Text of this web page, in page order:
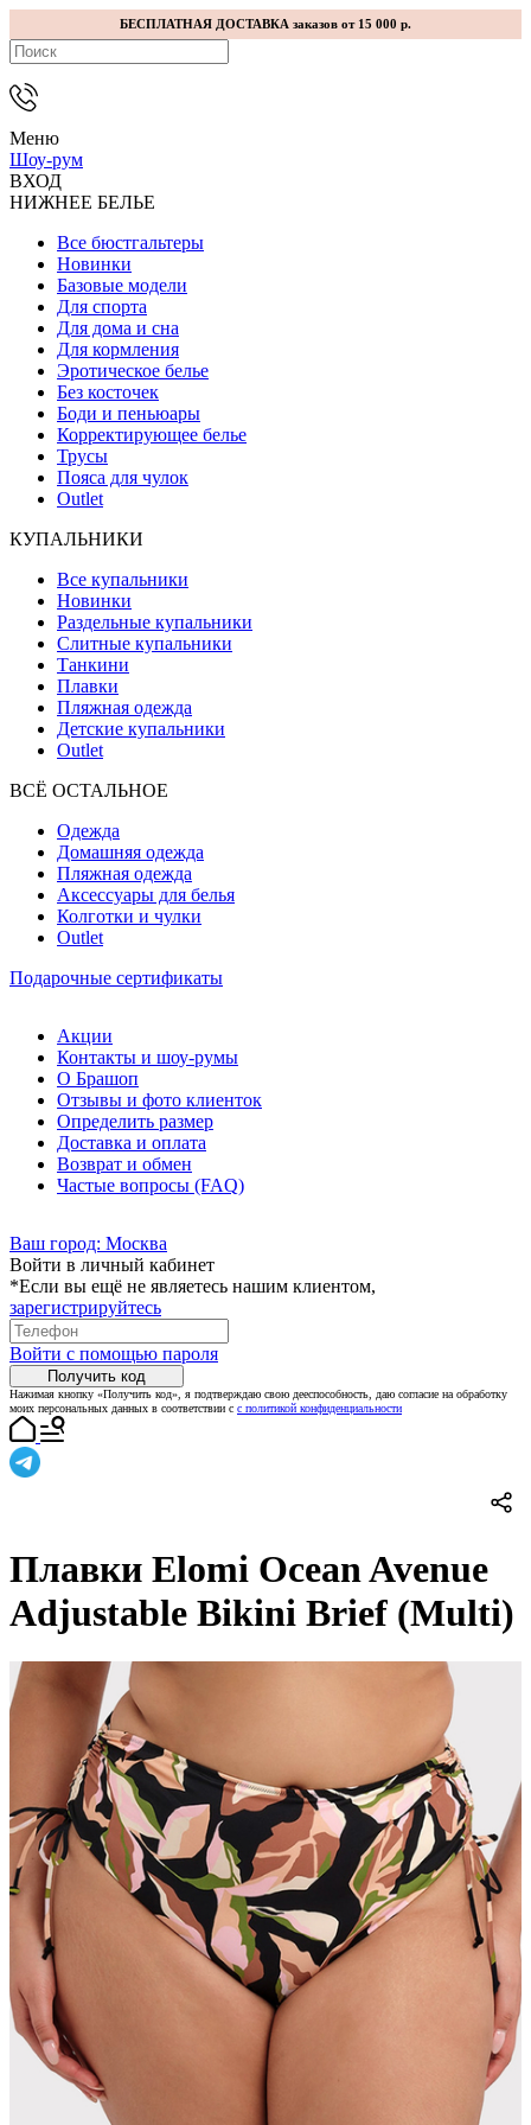
БЕСПЛАТНАЯ ДОСТАВКА заказов от 15 000 р.
Меню
Шоу-рум
ВХОД
НИЖНЕЕ БЕЛЬЕ
Все бюстгальтеры
Новинки
Базовые модели
Для спорта
Для дома и сна
Для кормления
Эротическое белье
Без косточек
Боди и пеньюары
Корректирующее белье
Трусы
Пояса для чулок
Outlet
КУПАЛЬНИКИ
Все купальники
Новинки
Раздельные купальники
Слитные купальники
Танкини
Плавки
Пляжная одежда
Детские купальники
Outlet
ВCЁ ОСТАЛЬНОЕ
Одежда
Домашняя одежда
Пляжная одежда
Аксессуары для белья
Колготки и чулки
Outlet
Подарочные сертификаты
Акции
Контакты и шоу-румы
О Брашоп
Отзывы и фото клиенток
Определить размер
Доставка и оплата
Возврат и обмен
Частые вопросы (FAQ)
Ваш город: Москва
Войти в личный кабинет
*Если вы ещё не являетесь нашим клиентом,
зарегистрируйтесь
Войти с помощью пароля
Получить код
Нажимая кнопку «Получить код», я подтверждаю свою дееспособность, даю согласие на обработку
моих персональных данных в соответствии с с политикой конфиденциальности
Плавки Elomi Ocean Avenue
Adjustable Bikini Brief (Multi)